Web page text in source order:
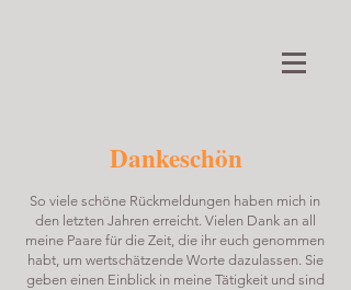
Dankeschön
So viele schöne Rückmeldungen haben mich in
den letzten Jahren erreicht. Vielen Dank an all
meine Paare für die Zeit, die ihr euch genommen
habt, um wertschätzende Worte dazulassen. Sie
geben einen Einblick in meine Tätigkeit und sind